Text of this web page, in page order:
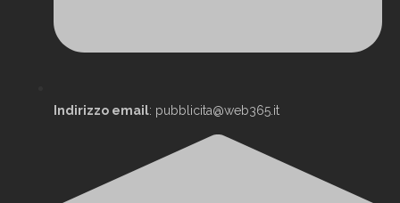
Indirizzo email: pubblicita@web365.it